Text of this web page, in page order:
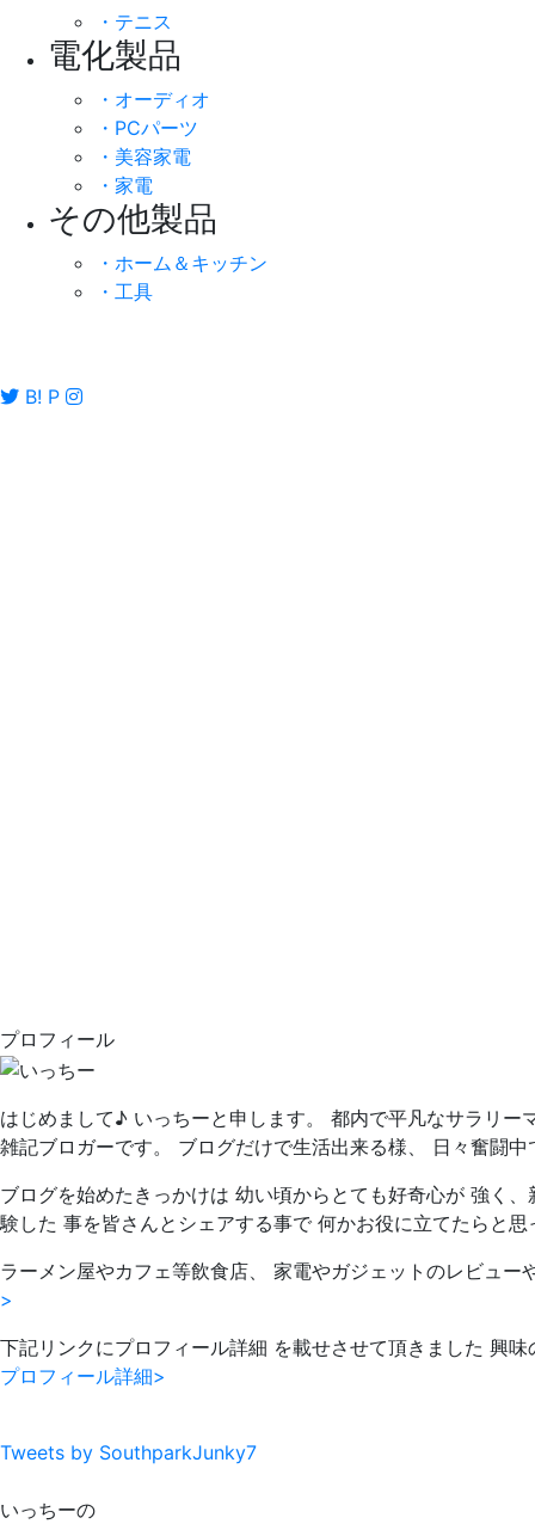
・テニス
電化製品
・オーディオ
・PCパーツ
・美容家電
・家電
その他製品
・ホーム＆キッチン
・工具
B! P
プロフィール
はじめまして♪ いっちーと申します。 都内で平凡なサラリ
雑記ブロガーです。 ブログだけで生活出来る様、 日々奮闘中
ブログを始めたきっかけは 幼い頃からとても好奇心が 強く
験した 事を皆さんとシェアする事で 何かお役に立てたらと
ラーメン屋やカフェ等飲食店、 家電やガジェットのレビュ
>
下記リンクにプロフィール詳細 を載せさせて頂きました 興
プロフィール詳細>
Tweets by SouthparkJunky7
いっちーの